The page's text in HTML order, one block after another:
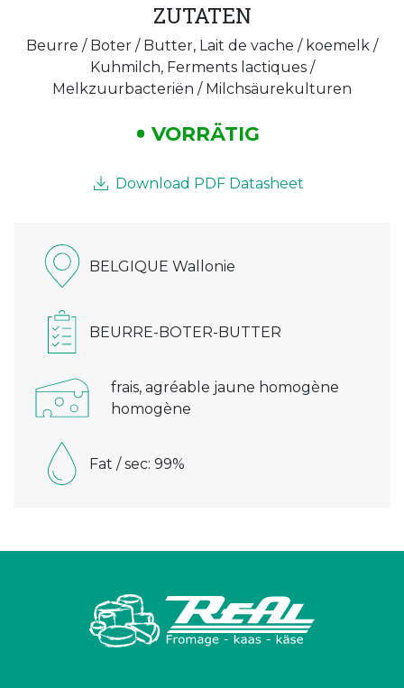
ZUTATEN
Beurre / Boter / Butter, Lait de vache / koemelk /
Kuhmilch, Ferments lactiques /
Melkzuurbacteriën / Milchsäurekulturen
VORRÄTIG
Download PDF Datasheet
BELGIQUE Wallonie
BEURRE-BOTER-BUTTER
frais, agréable jaune homogène
homogène
Fat / sec: 99%